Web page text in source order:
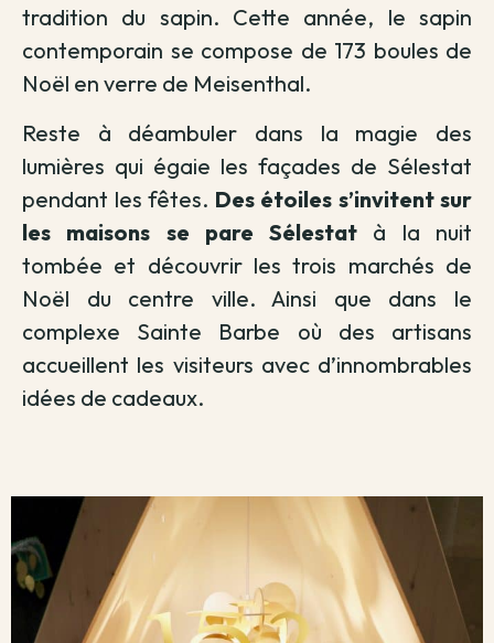
tradition du sapin. Cette année, le sapin
contemporain se compose de 173 boules de
Noël en verre de Meisenthal.
Reste à déambuler dans la magie des
lumières qui égaie les façades de Sélestat
pendant les fêtes. Des étoiles s’invitent sur
les maisons se pare Sélestat à la nuit
tombée et découvrir les trois marchés de
Noël du centre ville. Ainsi que dans le
complexe Sainte Barbe où des artisans
accueillent les visiteurs avec d’innombrables
idées de cadeaux.